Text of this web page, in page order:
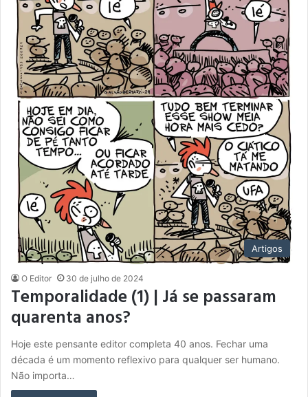
Artigos
O Editor 30 de julho de 2024
Temporalidade (1) | Já se passaram
quarenta anos?
Hoje este pensante editor completa 40 anos. Fechar uma
década é um momento reflexivo para qualquer ser humano.
Não importa…